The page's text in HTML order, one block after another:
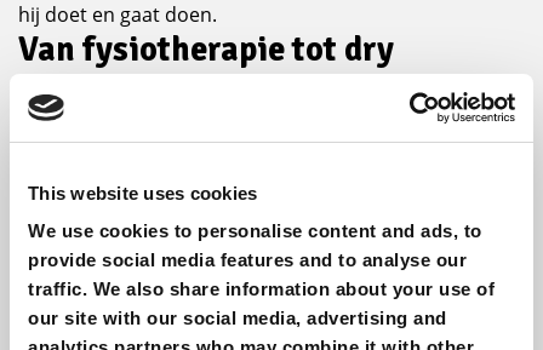
This website uses cookies
We use cookies to personalise content and ads, to
provide social media features and to analyse our
traffic. We also share information about your use of
our site with our social media, advertising and
hij doet en gaat doen.
Van fysiotherapie tot dry
needling
fysiotherapievormen aan in Almere en omgeving.
Fysiotherapie
Sport fysiotherapie
Manueel therapeut